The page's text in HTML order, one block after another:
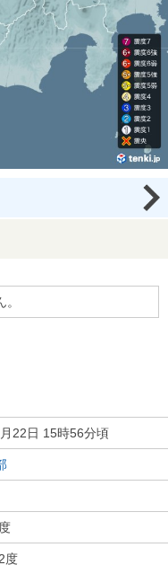
22日 15時56分頃
度